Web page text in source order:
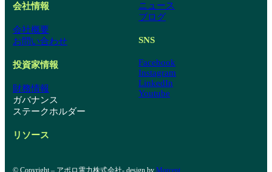
会社情報
会社概要
お問い合わせ
投資家情報
財務情報
ガバナンス
ステークホルダー
リソース
ニュース
ブログ
SNS
Facebook
Instagram
LinkedIn
Youtube
© Copyright – アポロ電力株式会社- design by Morcept